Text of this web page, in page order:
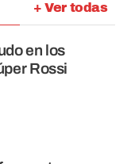
+ Ver todas
en los
Rossi